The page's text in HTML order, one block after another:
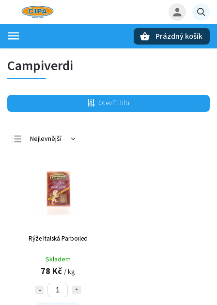
Prázdný košík
Campiverdi
Otevřít filtr
Nejlevnější
Nejprodávanější
Abecedně
Rýže Italská Parboiled
Skladem
78 Kč / kg